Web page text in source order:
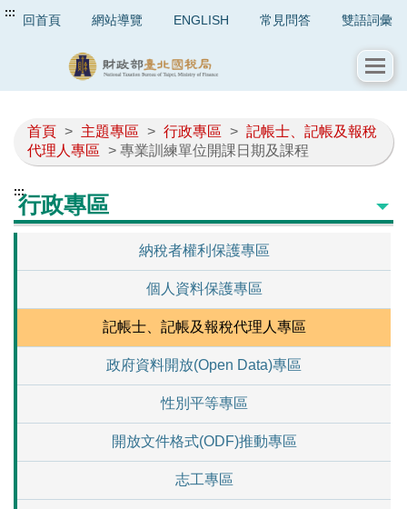
::: 回首頁 網站導覽 ENGLISH 常見問答 雙語詞彙
首頁 > 主題專區 > 行政專區 > 記帳士、記帳及報稅
代理人專區 > 專業訓練單位開課日期及課程
:::行政專區
納稅者權利保護專區
個人資料保護專區
記帳士、記帳及報稅代理人專區
政府資料開放(Open Data)專區
性別平等專區
開放文件格式(ODF)推動專區
志工專區